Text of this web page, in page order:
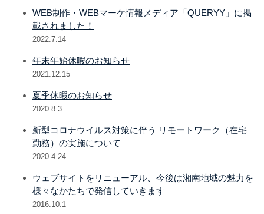
WEB制作・WEBマーケ情報メディア「QUERYY」に掲
載されました！
2022.7.14
年末年始休暇のお知らせ
2021.12.15
夏季休暇のお知らせ
2020.8.3
新型コロナウイルス対策に伴う リモートワーク（在宅
勤務）の実施について
2020.4.24
ウェブサイトをリニューアル、今後は湘南地域の魅力を
様々なかたちで発信していきます
2016.10.1